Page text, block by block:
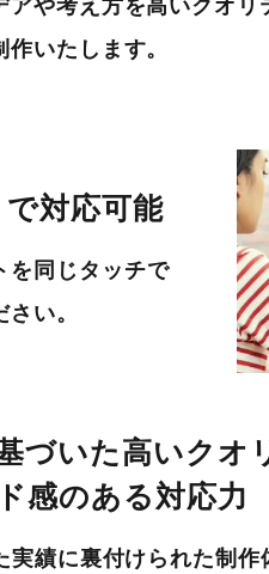
アや考え方を高いクオリ
いたします。
対応可能
を同じタッチで
い。
づいた高いクオ
感のある対応力
実績に裏付けられた制作